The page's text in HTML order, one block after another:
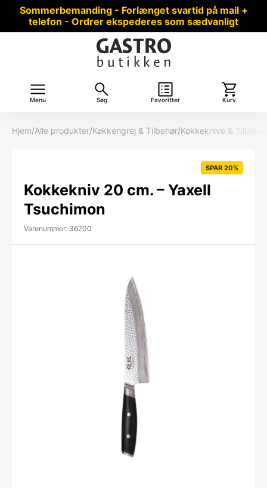
Sommerbemanding - Forlænget svartid på mail +
telefon - Ordrer ekspederes som sædvanligt
Menu Søg Favoritter Kurv
Hjem/Alle produkter/Køkkengrej & Tilbehør/Kokkeknive & Tilbehør
SPAR 20%
Kokkekniv 20 cm. – Yaxell
Tsuchimon
Varenummer: 36700